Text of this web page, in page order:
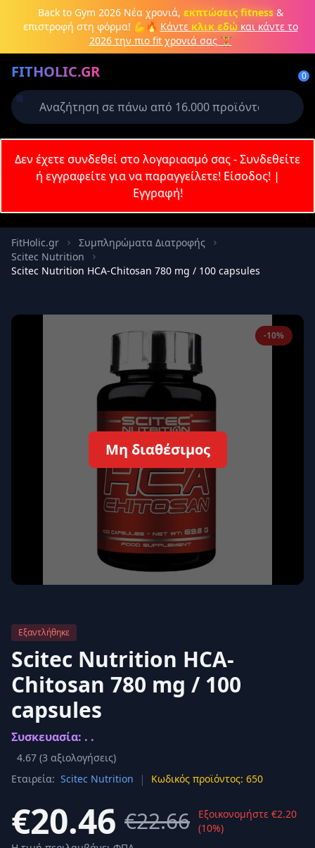
Μετάβαση στο κύριο περιεχόμενο
Back to Gym 2026Νέα χρονιά, εκπτώσεις fitness&
επιστροφή στη φόρμα! 💪🔥 Κάντε κλικ εδώκαι κάντε το
2026 την πιο fit χρονιά σας 🏋️
FITHOLIC.GR 0
Πρωτεΐνες Pre-Workout Aμινοξέα Καύση λίπους
Δεν έχετε συνδεθεί στο λογαριασμό σας - Συνδεθείτε
ή εγγραφείτε για να παραγγείλετε! Είσοδος!|
Εγγραφή!
FitHolic.gr
Συμπληρώματα Διατροφής
Scitec Nutrition
Scitec Nutrition HCA-Chitosan 780 mg / 100 capsules
-10%
Μη διαθέσιμος
Εξαντλήθηκε
Scitec Nutrition HCA-
Chitosan 780 mg / 100
capsules
Συσκευασία: . .
4.67 (3 αξιολογήσεις)
Εταιρεία: Scitec Nutrition | Κωδικός προϊόντος: 650
€20.46 €22.66
Εξοικονομήστε €2.20
(10%)
Δημιουργήστε λογαριασμό ή
Απαιτείται για την ολοκλήρωση της
παραγγελίας σας
Σύνδεση Εγγραφή
Κωδικός
Σύνδεση
Δεν έχετε λογαριασμό; Εγγραφείτε εδώ
Ασφαλής σύνδεση